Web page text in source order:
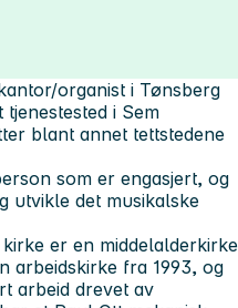
organist i Tønsberg
i Sem
blant annet tettstedene
som er engasjert, og
utvikle det musikalske
er en middelalderkirke
arbeidskirke fra 1993, og
arbeid drevet av